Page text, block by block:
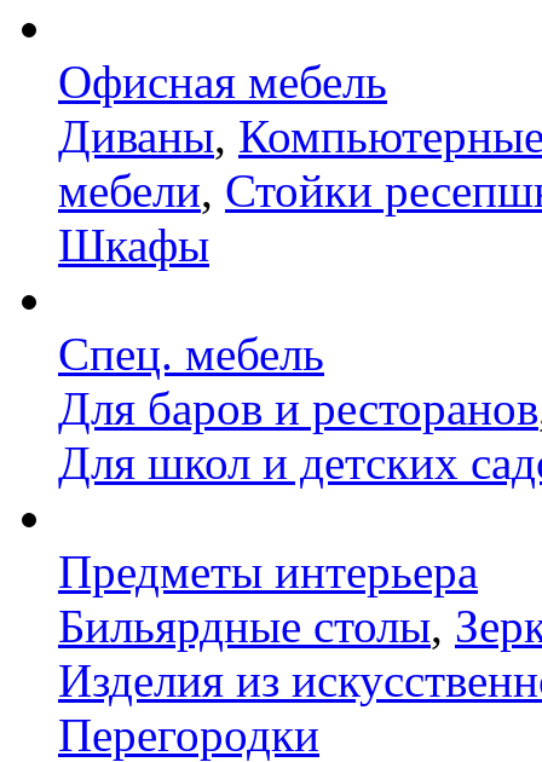
Офисная мебель
Диваны,
мебели, Стойки
Шкафы
Спец. мебель
Для баров и ресторанов
Для школ и детских
Предметы интерьера
Бильярдные столы,
Изделия из
Перегородки